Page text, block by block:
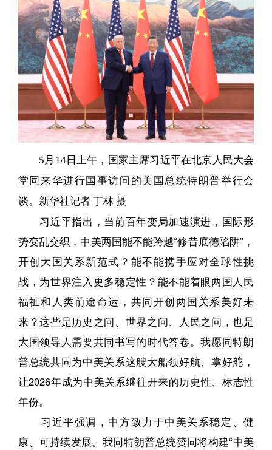
5月14日上午，国家主席习近平在北京人民大会
堂同来华进行国事访问的美国总统特朗普举行会
谈。新华社记者 丁林 摄
习近平指出，当前百年变局加速演进，国际形
势变乱交织，中美两国能不能跨越“修昔底德陷阱”，
开创大国关系新范式？能不能携手应对全球性挑
战，为世界注入更多稳定性？能不能着眼两国人民
福祉和人类前途命运，共同开创两国关系美好未
来？这些是历史之问、世界之问、人民之问，也是
大国领导人需要共同书写的时代答卷。我愿同特朗
普总统共同为中美关系这艘大船领好航、掌好舵，
让2026年成为中美关系继往开来的历史性、标志性
年份。
习近平强调，中方致力于中美关系稳定、健
康、可持续发展。我同特朗普总统赞同将构建“中美